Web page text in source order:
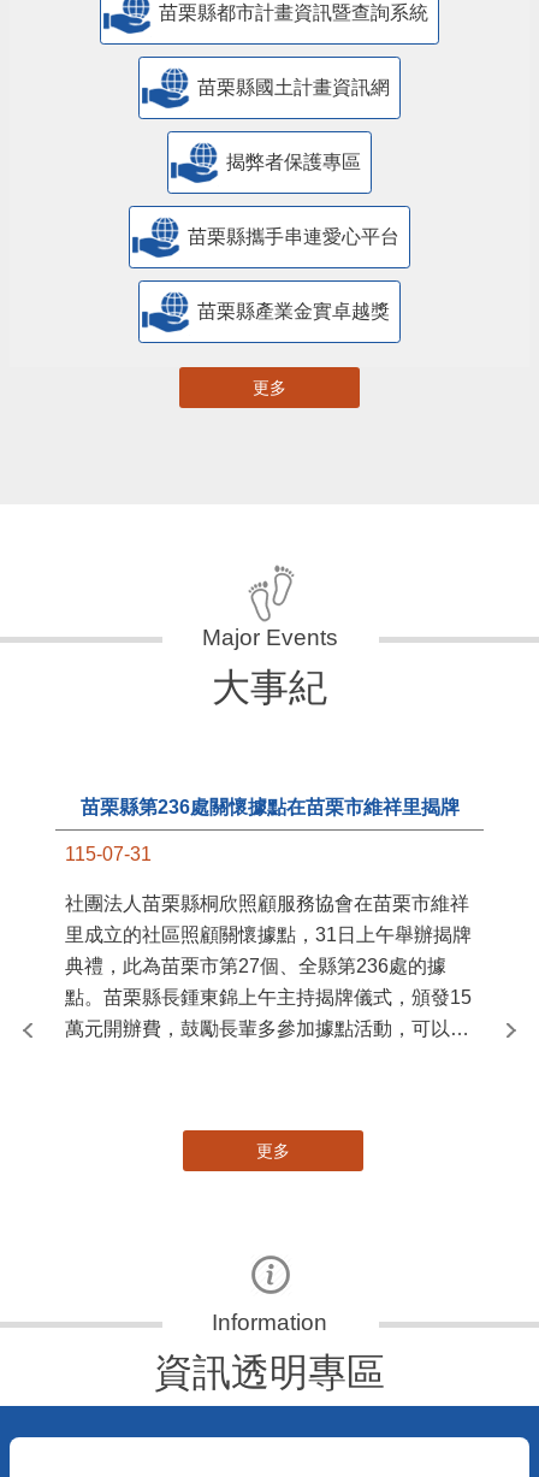
苗栗縣都市計畫資訊暨查詢系統
苗栗縣國土計畫資訊網
揭弊者保護專區
苗栗縣攜手串連愛心平台
苗栗縣產業金實卓越獎
更多
大事紀
苗栗縣第236處關懷據點在苗栗市維祥里揭牌
115-07-31
社團法人苗栗縣桐欣照顧服務協會在苗栗市維祥
里成立的社區照顧關懷據點，31日上午舉辦揭牌
典禮，此為苗栗市第27個、全縣第236處的據
點。苗栗縣長鍾東錦上午主持揭牌儀式，頒發15
萬元開辦費，鼓勵長輩多參加據點活動，可以更
縣
更多
資訊透明專區